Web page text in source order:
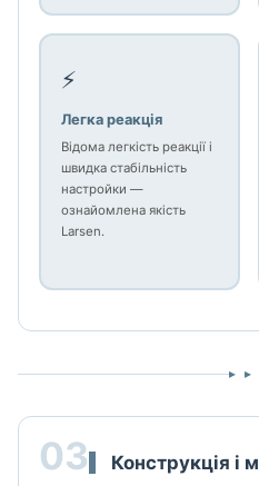
⚡
Легка реакція
Відома легкість реакції і
швидка стабільність
настройки —
ознайомлена якість
Larsen.
▸ ▸
03 Конструкція і